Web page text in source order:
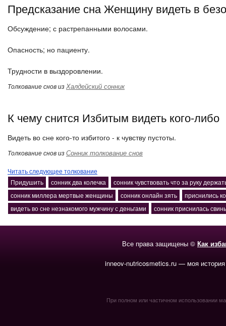
Предсказание сна Женщину видеть в
Обсуждение; с растрепанными волосами.
Опасность; но пациенту.
Трудности в выздоровлении.
Толкование снов изХалдейский сонник
К чему снится Избитым видеть кого-либо
Видеть во сне кого-то избитого - к чувству пустоты.
Толкование снов изСонник толкование снов
Читать следующее толкование
Придушить
сонник два колечка
сонник чувствовать что за руку
сонник миллера мертвые женщины
сонник онлайн зять
приснились
видеть во сне незнакомого мужчину с деньгами
сонник приснилась
Все права защищены © Как
inneov-nutricosmetics.ru — моя
При полном или частичном использовании